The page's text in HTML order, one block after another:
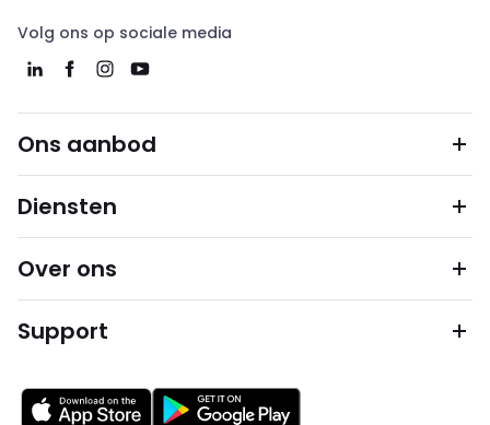
Volg ons op sociale media
Ons aanbod
Diensten
Over ons
Support